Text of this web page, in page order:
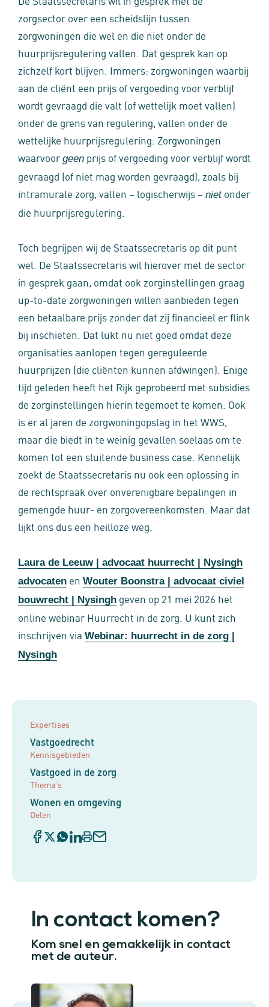
zorgsector over een scheidslijn tussen
zorgwoningen die wel en die niet onder de
huurprijsregulering vallen. Dat gesprek kan op
zichzelf kort blijven. Immers: zorgwoningen waarbij
aan de cliënt een prijs of vergoeding voor verblijf
wordt gevraagd die valt (of wettelijk moet vallen)
onder de grens van regulering, vallen onder de
wettelijke huurprijsregulering. Zorgwoningen
waarvoor geen prijs of vergoeding voor verblijf wordt
gevraagd (of niet mag worden gevraagd), zoals bij
intramurale zorg, vallen – logischerwijs – nietonder
die huurprijsregulering.
Toch begrijpen wij de Staatssecretaris op dit punt
wel. De Staatssecretaris wil hierover met de sector
in gesprek gaan, omdat ook zorginstellingen graag
up-to-date zorgwoningen willen aanbieden tegen
een betaalbare prijs zonder dat zij financieel er flink
bij inschieten. Dat lukt nu niet goed omdat deze
organisaties aanlopen tegen gereguleerde
huurprijzen (die cliënten kunnen afdwingen). Enige
tijd geleden heeft het Rijk geprobeerd met subsidies
de zorginstellingen hierin tegemoet te komen. Ook
is er al jaren de zorgwoningopslag in het WWS,
maar die biedt in te weinig gevallen soelaas om te
komen tot een sluitende business case. Kennelijk
zoekt de Staatssecretaris nu ook een oplossing in
de rechtspraak over onverenigbare bepalingen in
gemengde huur- en zorgovereenkomsten. Maar dat
lijkt ons dus een heilloze weg.
Laura de Leeuw | advocaat huurrecht | Nysingh
advocaten en Wouter Boonstra | advocaat civiel
bouwrecht | Nysingh geven op 21 mei 2026 het
online webinar Huurrecht in de zorg. U kunt zich
inschrijven via Webinar: huurrecht in de zorg |
Nysingh
Expertises
Vastgoedrecht
Kennisgebieden
Vastgoed in de zorg
Thema's
Wonen en omgeving
Delen
In contact komen?
Kom snel en gemakkelijk in contact
met de auteur.